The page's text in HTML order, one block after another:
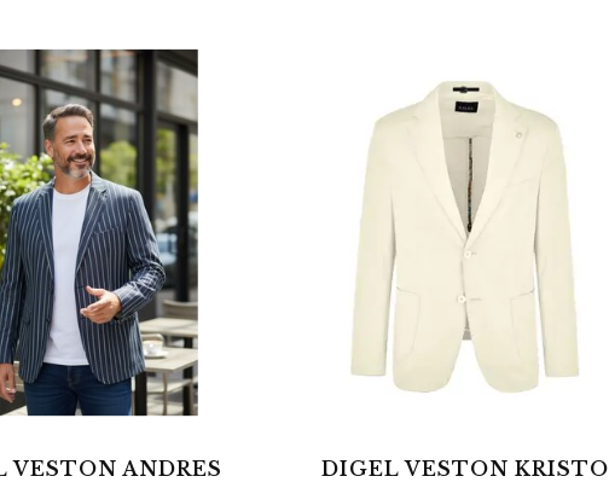
VESTON ANDRES DIGEL VESTON KRISTO